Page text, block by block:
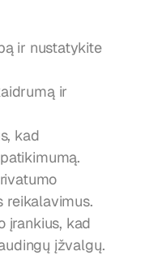
ir nustatykite
ir
kad
reikalavimus.
įrankius, kad
įžvalgų.